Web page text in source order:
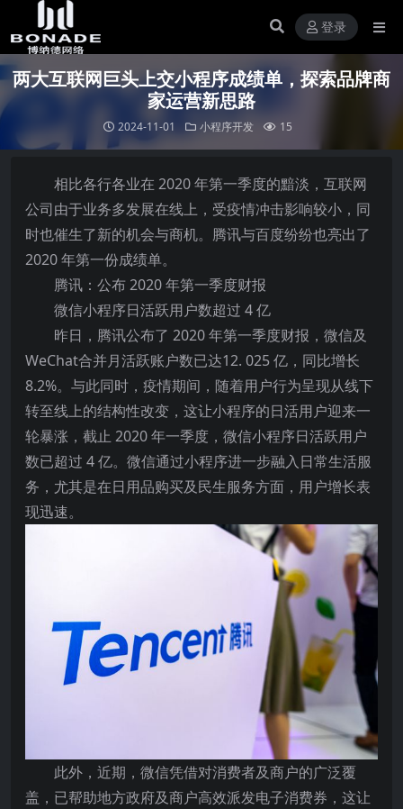
登录
两大互联网巨头上交小程序成绩单，探索品牌商
家运营新思路
2024-11-01 小程序开发 15
相比各行各业在 2020 年第一季度的黯淡，互联网
公司由于业务多发展在线上，受疫情冲击影响较小，同
时也催生了新的机会与商机。腾讯与百度纷纷也亮出了
2020 年第一份成绩单。
腾讯：公布 2020 年第一季度财报
微信小程序日活跃用户数超过 4 亿
昨日，腾讯公布了 2020 年第一季度财报，微信及
WeChat合并月活跃账户数已达12. 025 亿，同比增长
8.2%。与此同时，疫情期间，随着用户行为呈现从线下
转至线上的结构性改变，这让小程序的日活用户迎来一
轮暴涨，截止 2020 年一季度，微信小程序日活跃用户
数已超过 4 亿。微信通过小程序进一步融入日常生活服
务，尤其是在日用品购买及民生服务方面，用户增长表
现迅速。
此外，近期，微信凭借对消费者及商户的广泛覆
盖，已帮助地方政府及商户高效派发电子消费券，这让